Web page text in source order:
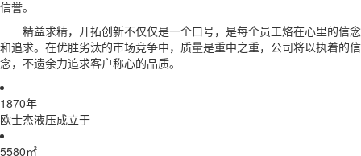
信誉。
精益求精，开拓创新不仅仅是一个口号，是每个员工烙在心里的信念
和追求。在优胜劣汰的市场竞争中，质量是重中之重，公司将以执着的信
念，不遗余力追求客户称心的品质。
2011年
欧士杰液压成立于
6000㎡